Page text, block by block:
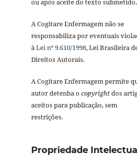
ou após aceite do texto submetido.
A Cogitare Enfermagem não se
responsabiliza por eventuais
àLei nº 9.610/1998, Lei Brasileira
Direitos Autorais.
A Cogitare Enfermagem permite
autor detenha o copyrightdos
aceitos para publicação, sem
restrições.
Propriedade